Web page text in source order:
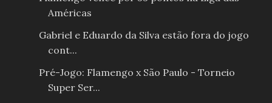
Américas
Gabriel e Eduardo da Silva estão fora do jogo
cont...
Pré-Jogo: Flamengo x São Paulo - Torneio
Super Ser...